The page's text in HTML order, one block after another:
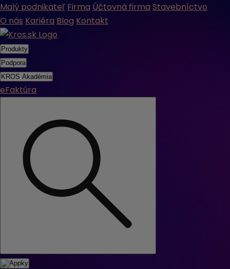
Malý podnikateľ Firma Účtovná firma Stavebníctvo
O nás Kariéra Blog Kontakt
Produkty
Podpora
KROS Akadémia
eFaktúra